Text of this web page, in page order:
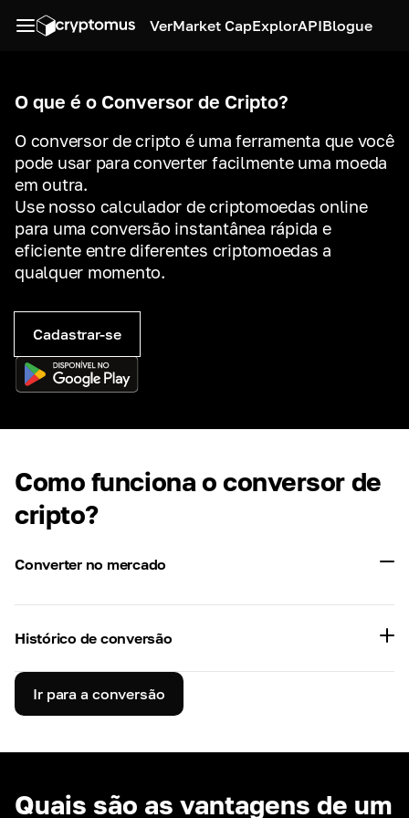
VerMarket CapExplorAPIBlogue
O que é o Conversor de Cripto?
O conversor de cripto é uma ferramenta que você
pode usar para converter facilmente uma moeda
em outra.
Use nosso calculador de criptomoedas online
para uma conversão instantânea rápida e
eficiente entre diferentes criptomoedas a
qualquer momento.
Cadastrar-se
Como funciona o conversor de
cripto?
Converter no mercado
Histórico de conversão
Ir para a conversão
Quais são as vantagens de um